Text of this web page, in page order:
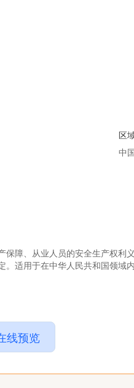
区
中
保障、从业人员的安全生产权
。适用于在中华人民共和国领
线预览